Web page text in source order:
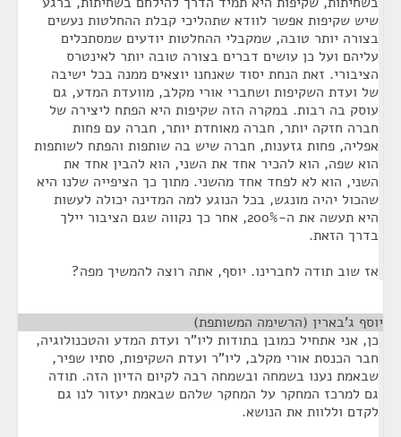
שיש שקיפות אפשר לוודא שתהליכי קבלת ההחלטות נעשים
בצורה יותר טובה, שמקבלי ההחלטות יודעים שמסתכלים
עליהם ועל כן עושים דברים בצורה טובה יותר לאינטרס
הציבורי. זאת הנחת יסוד שאנחנו יוצאים ממנה בכל ישיבה
של ועדת השקיפות ושחברי אורי מקלב, מוועדת המדע, גם
עוסק בה רבות. במקרה הזה שקיפות היא הפתח ליצירה של
חברה חזקה יותר, חברה מאוחדת יותר, חברה עם פחות
אפליה, פחות גזענות, חברה שיש בה שותפות והפתח לשותפות
הוא שפה, הוא להכיר אחד את השני, הוא להבין אחד את
השני, הוא לא לפחד אחד מהשני. מתוך כך הציפייה שלנו היא
שהכול יהיה מונגש, בכל הנוגע למה המדינה יכולה לעשות
היא תעשה את ה-200%, אחר כך נקווה שגם הציבור יילך
בדרך הזאת.
אז שוב תודה לחברינו. יוסף, אתה רוצה להמשיך מפה?
יוסף ג'בארין (הרשימה המשותפת)
כן, אני אתחיל כמובן בתודות ליו"ר ועדת המדע והטכנולוגיה,
חבר הכנסת אורי מקלב, ליו"ר ועדת השקיפות, סתיו שפיר,
שבאמת נענו בשמחה ובשמחה רבה לקיום הדיון הזה. תודה
גם למרכז המחקר על המחקר שלהם שבאמת יעזור לנו גם
לקדם וללוות את הנושא.